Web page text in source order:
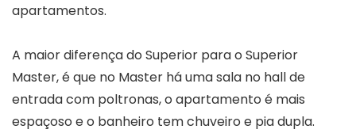
apartamentos.
A maior diferença do Superior para o Superior
Master, é que no Master há uma sala no hall de
entrada com poltronas, o apartamento é mais
espaçoso e o banheiro tem chuveiro e pia dupla.